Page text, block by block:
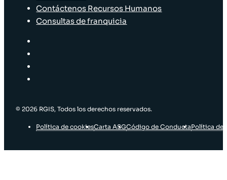
Contáctenos Recursos Humanos
Consultas de franquicia
© 2026 RGIS, Todos los derechos reservados.
Política de cookiesCarta ASGCódigo de ConductaPolítica de